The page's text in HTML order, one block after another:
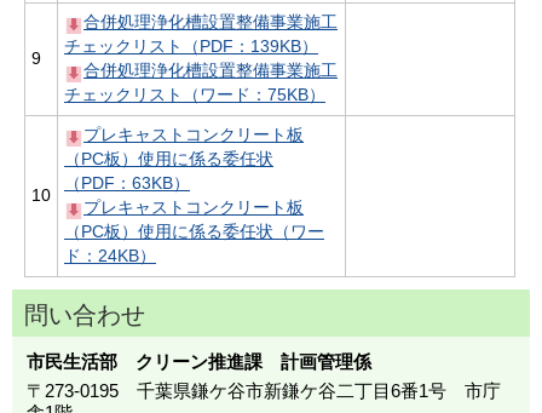
9
合併処理浄化槽設置整備事業施工
チェックリスト（PDF：139KB）
合併処理浄化槽設置整備事業施工
チェックリスト（ワード：75KB）
10
プレキャストコンクリート板
（PC板）使用に係る委任状
（PDF：63KB）
プレキャストコンクリート板
（PC板）使用に係る委任状（ワー
ド：24KB）
問い合わせ
市民生活部 クリーン推進課 計画管理係
〒273-0195 千葉県鎌ケ谷市新鎌ケ谷二丁目6番1号 市庁